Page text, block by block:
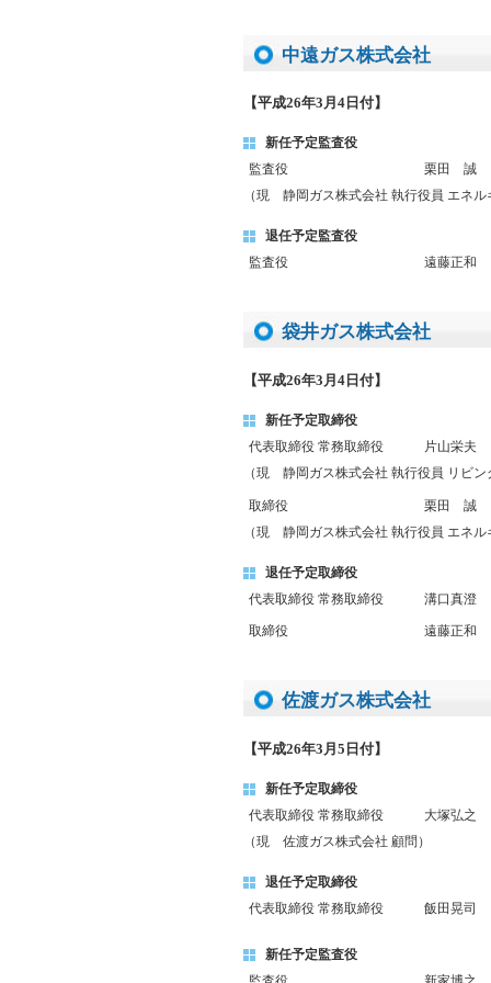
中遠ガス株式会社
【平成26年3月4日付】
新任予定監査役
監査役
栗田 誠
（現 静岡ガス株式会社 執行役員 エネル
退任予定監査役
監査役
遠藤正和
袋井ガス株式会社
【平成26年3月4日付】
新任予定取締役
代表取締役 常務取締役
片山栄夫
（現 静岡ガス株式会社 執行役員 リビン
取締役
栗田 誠
（現 静岡ガス株式会社 執行役員 エネル
退任予定取締役
代表取締役 常務取締役
溝口真澄
取締役 遠藤正和
佐渡ガス株式会社
【平成26年3月5日付】
新任予定取締役
代表取締役 常務取締役
大塚弘之
（現 佐渡ガス株式会社 顧問）
退任予定取締役
代表取締役 常務取締役
飯田晃司
新任予定監査役